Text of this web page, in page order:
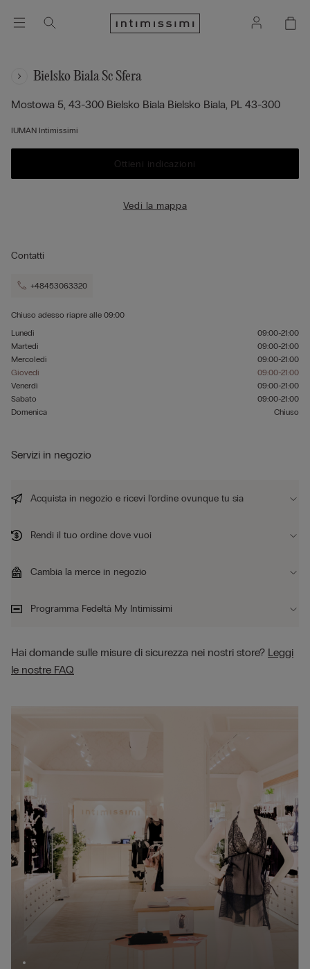
Bielsko Biala Sc Sfera
Mostowa 5, 43-300 Bielsko Biala Bielsko Biala, PL 43-300
IUMAN Intimissimi
Ottieni indicazioni
Vedi la mappa
Contatti
+48453063320
Chiuso adesso riapre alle 09:00
Lunedì
09:00-21:00
Martedì
09:00-21:00
Mercoledì
09:00-21:00
Giovedì
09:00-21:00
Venerdì
09:00-21:00
Sabato
09:00-21:00
Domenica
Chiuso
Servizi in negozio
Acquista in negozio e ricevi l’ordine ovunque tu sia
Rendi il tuo ordine dove vuoi
Cambia la merce in negozio
Programma Fedeltà My Intimissimi
Hai domande sulle misure di sicurezza nei nostri store? Leggi
le nostre FAQ